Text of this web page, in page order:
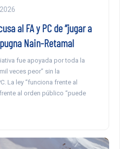
al FA y PC de “jugar a
Nain-Retamal
fue apoyada por toda la
veces peor” sin la
La ley “funciona frente al
al orden público “puede